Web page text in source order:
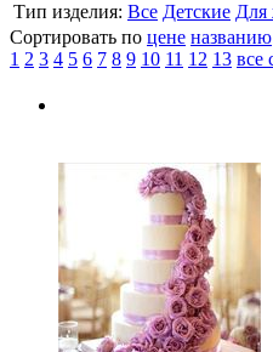
Тип изделия: Все Детские Для
Сортировать по цене названию
1 2 3 4 5 6 7 8 9 10 11 12 13 все